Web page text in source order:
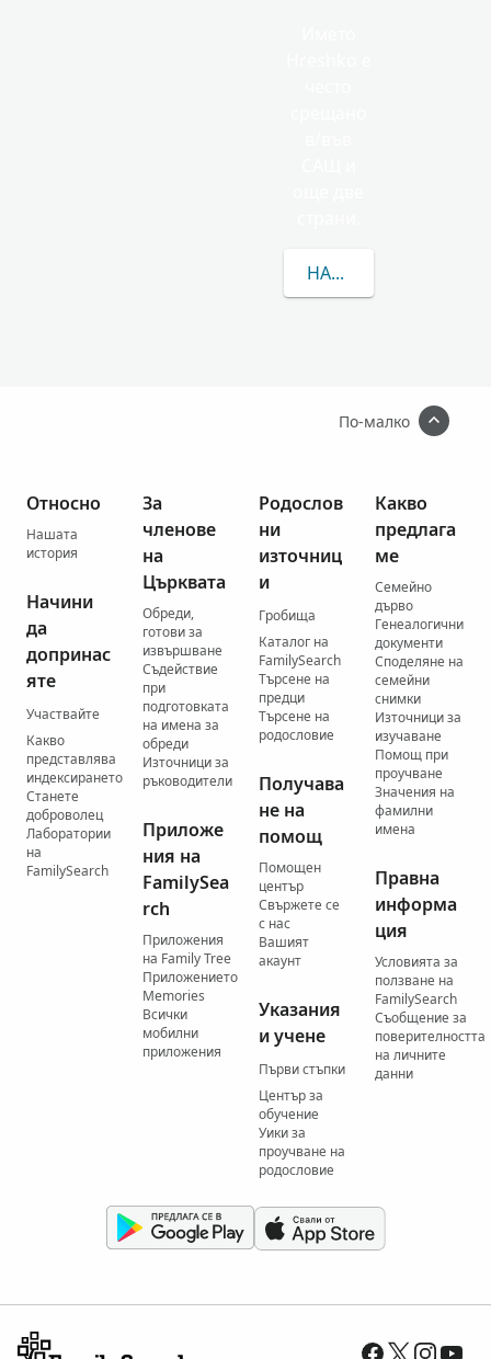
НАУЧЕТЕ ПОВЕЧЕ ЗА
По-малко
Относно
Нашата
история
Начини
да
допринас
яте
Участвайте
Какво
представлява
индексирането
Станете
доброволец
Лаборатории
на
FamilySearch
За
членове
на
Църквата
Обреди,
готови за
извършване
Съдействие
при
подготовката
на имена за
обреди
Източници за
ръководители
Приложе
ния на
FamilySea
rch
Приложения
на Family Tree
Приложението
Memories
Всички
мобилни
приложения
Родослов
ни
източниц
и
Гробища
Каталог на
FamilySearch
Търсене на
предци
Търсене на
родословие
Получава
не на
помощ
Помощен
център
Свържете се
с нас
Вашият
акаунт
Указания
и учене
Първи стъпки
Център за
обучение
Уики за
проучване на
родословие
Какво
предлага
ме
Семейно
дърво
Генеалогични
документи
Споделяне на
семейни
снимки
Източници за
изучаване
Помощ при
проучване
Значения на
фамилни
имена
Правна
информа
ция
Условията за
ползване на
FamilySearch
Съобщение за
поверителността
на личните
данни